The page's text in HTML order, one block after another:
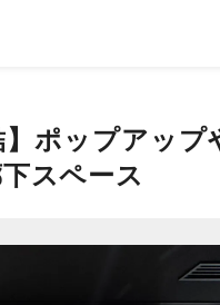
】ポップアッ
スペース